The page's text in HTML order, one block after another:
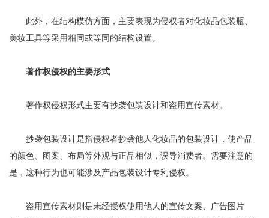
此外，在结构模仿方面，主要表现为侵权者对化妆品包装瓶、
美妆工具等采用相同或等同的结构设置。
著作权侵权的主要形式
著作权侵权形式主要有抄袭包装设计和盗用宣传素材。
抄袭包装设计是指侵权者抄袭他人化妆品的包装设计，使产品
的颜色、图案、布局等外观与正品相似，误导消费者。需要注意的
是，这种行为也可能涉及产品包装设计专利侵权。
盗用宣传素材则是未经授权使用他人的宣传文案、广告图片